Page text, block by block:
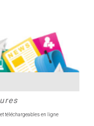
téléchargeables en ligne